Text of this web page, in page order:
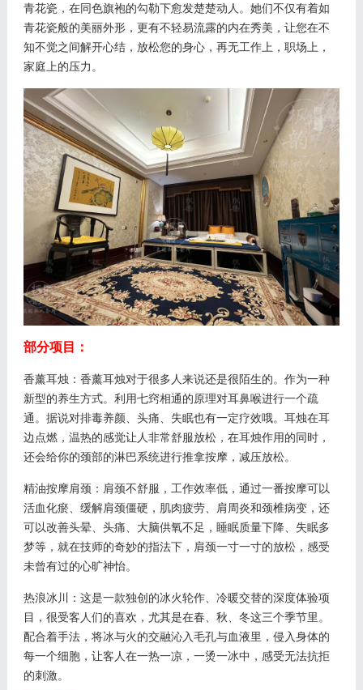
青花瓷，在同色旗袍的勾勒下愈发楚楚动人。她们不仅有着如
青花瓷般的美丽外形，更有不轻易流露的内在秀美，让您在不
知不觉之间解开心结，放松您的身心，再无工作上，职场上，
家庭上的压力。
部分项目：
香薰耳烛：香薰耳烛对于很多人来说还是很陌生的。作为一种
新型的养生方式。利用七窍相通的原理对耳鼻喉进行一个疏
通。据说对排毒养颜、头痛、失眠也有一定疗效哦。耳烛在耳
边点燃，温热的感觉让人非常舒服放松，在耳烛作用的同时，
还会给你的颈部的淋巴系统进行推拿按摩，减压放松。
精油按摩肩颈：肩颈不舒服，工作效率低，通过一番按摩可以
活血化瘀、缓解肩颈僵硬，肌肉疲劳、肩周炎和颈椎病变，还
可以改善头晕、头痛、大脑供氧不足，睡眠质量下降、失眠多
梦等，就在技师的奇妙的指法下，肩颈一寸一寸的放松，感受
未曾有过的心旷神怡。
热浪冰川：这是一款独创的冰火轮作、冷暖交替的深度体验项
目，很受客人们的喜欢，尤其是在春、秋、冬这三个季节里。
配合着手法，将冰与火的交融沁入毛孔与血液里，侵入身体的
每一个细胞，让客人在一热一凉，一烫一冰中，感受无法抗拒
的刺激。